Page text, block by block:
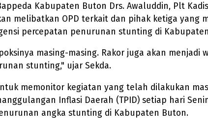
Kabupaten Buton Drs. Awaluddin, Plt
melibatkan OPD terkait dan pihak ketiga yang
percepatan penurunan stunting di
masing-masing. Rakor juga akan menjadi
stunting," ujar Sekda.
memonitor kegiatan yang telah dilakukan
Inflasi Daerah (TPID) setiap hari
angka stunting di Kabupaten Buton.